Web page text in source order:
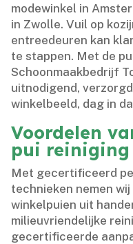
modewinkel in
in Zwolle.​ Vuil op
entreedeuren kan
te stappen.​ Met de
Schoonmaakbedrijf
uitnodigend,
winkelbeeld, dag in
Voordelen
pui
Met gecertificeerd
technieken nemen
winkelpuien uit
milieuvriendelijke
gecertificeerde